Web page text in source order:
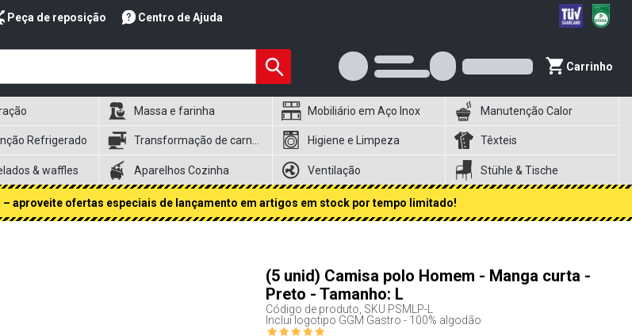
Peça de reposição Centro de Ajuda
Carrinho
Massa e farinha Mobiliário em Aço Inox Manutenção Calor
Refrigerado Higiene e Limpeza Têxteis
& waffles Aparelhos Cozinha Ventilação Stühle & Tische
aproveite ofertas especiais de lançamento em artigos em stock por tempo limitado!
(5 unid) Camisa polo Homem - Manga curta -
Preto - Tamanho: L
Código de produto, SKU PSMLP-L
Inclui logotipo GGM Gastro - 100% algodão